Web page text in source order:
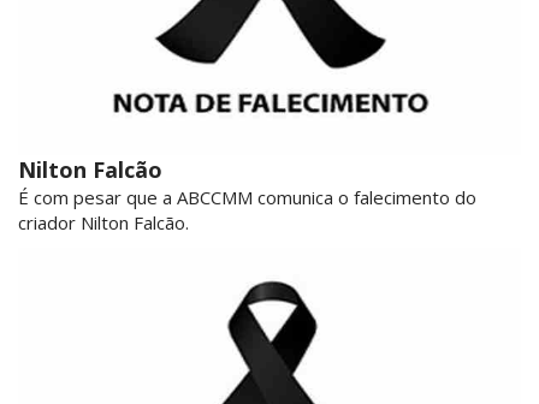
Nilton Falcão
É com pesar que a ABCCMM comunica o falecimento do
criador Nilton Falcão.